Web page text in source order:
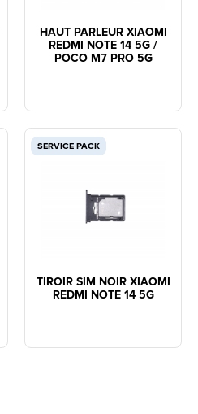
HAUT PARLEUR XIAOMI
REDMI NOTE 14 5G /
POCO M7 PRO 5G
SERVICE PACK
TIROIR SIM NOIR XIAOMI
REDMI NOTE 14 5G